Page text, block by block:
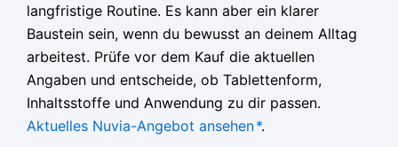
langfristige Routine. Es kann aber ein klarer
Baustein sein, wenn du bewusst an deinem Alltag
arbeitest. Prüfe vor dem Kauf die aktuellen
Angaben und entscheide, ob Tablettenform,
Inhaltsstoffe und Anwendung zu dir passen.
Aktuelles Nuvia-Angebot ansehen*.